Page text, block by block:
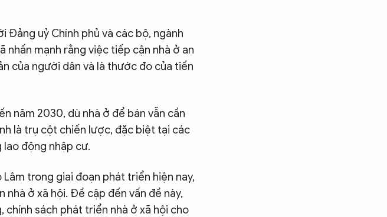
Đảng uỷ Chính phủ và các bộ, ngành
nhấn mạnh rằng việc tiếp cận nhà ở an
của người dân và là thước đo của tiến
năm 2030, dù nhà ở để bán vẫn cần
là trụ cột chiến lược, đặc biệt tại các
động nhập cư.
Lâm trong giai đoạn phát triển hiện nay,
ở xã hội. Đề cập đến vấn đề này,
chính sách phát triển nhà ở xã hội cho